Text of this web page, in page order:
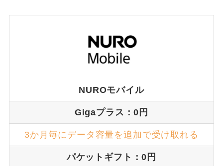
NUROモバイル
Gigaプラス：0円
3か月毎にデータ容量を追加で受け取れる
パケットギフト：0円